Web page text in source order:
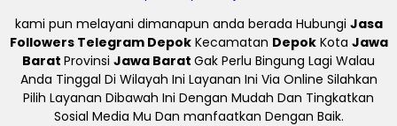
kami pun melayani dimanapun anda berada Hubungi Jasa
Followers Telegram DepokKecamatan DepokKota Jawa
Barat Provinsi Jawa Barat Gak Perlu Bingung Lagi Walau
Anda Tinggal Di Wilayah Ini Layanan Ini Via Online Silahkan
Pilih Layanan Dibawah Ini Dengan Mudah Dan Tingkatkan
Sosial Media Mu Dan manfaatkan Dengan Baik.